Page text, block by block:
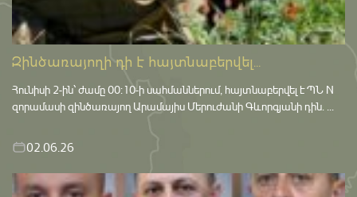
Զինծառայողի դի է հայտնաբերվել...
Հունիսի 2-ին՝ ժամը 00:10-ի սահմաններում, հայտնաբերվել է ՊՆ N
զորամասի զինծառայող Արամայիս Մերուժանի Գևորգյանի դին. ...
02.06.26